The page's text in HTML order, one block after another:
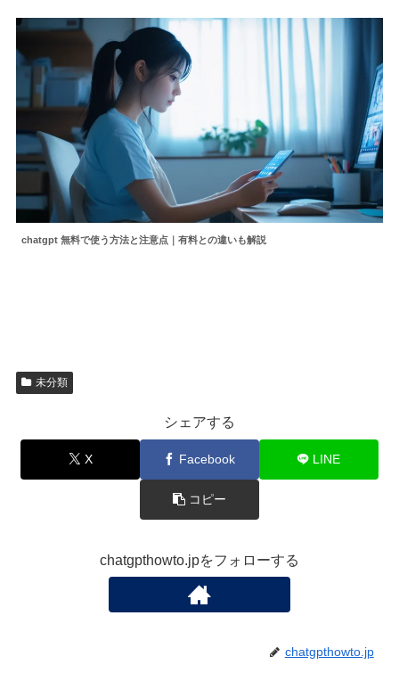
chatgpt 無料で使う方法と注意点｜有料との違いも解説
未分類
シェアする
X Facebook LINE
コピー
chatgpthowto.jpをフォローする
chatgpthowto.jp